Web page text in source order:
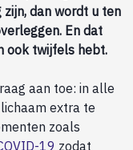
dan wordt u ten
En dat
ook twijfels hebt.
aan toe: in alle
extra te
zoals
19 zodat